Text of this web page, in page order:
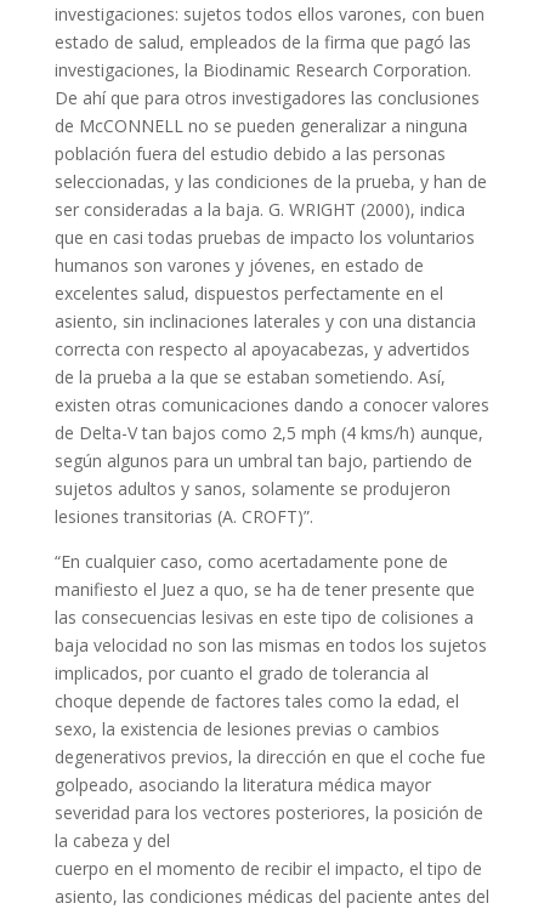
investigaciones: sujetos todos ellos varones, con buen
estado de salud, empleados de la firma que pagó las
investigaciones, la Biodinamic Research Corporation.
De ahí que para otros investigadores las conclusiones
de McCONNELL no se pueden generalizar a ninguna
población fuera del estudio debido a las personas
seleccionadas, y las condiciones de la prueba, y han de
ser consideradas a la baja. G. WRIGHT (2000), indica
que en casi todas pruebas de impacto los voluntarios
humanos son varones y jóvenes, en estado de
excelentes salud, dispuestos perfectamente en el
asiento, sin inclinaciones laterales y con una distancia
correcta con respecto al apoyacabezas, y advertidos
de la prueba a la que se estaban sometiendo. Así,
existen otras comunicaciones dando a conocer valores
de Delta-V tan bajos como 2,5 mph (4 kms/h) aunque,
según algunos para un umbral tan bajo, partiendo de
sujetos adultos y sanos, solamente se produjeron
lesiones transitorias (A. CROFT)”.
“En cualquier caso, como acertadamente pone de
manifiesto el Juez a quo, se ha de tener presente que
las consecuencias lesivas en este tipo de colisiones a
baja velocidad no son las mismas en todos los sujetos
implicados, por cuanto el grado de tolerancia al
choque depende de factores tales como la edad, el
sexo, la existencia de lesiones previas o cambios
degenerativos previos, la dirección en que el coche fue
golpeado, asociando la literatura médica mayor
severidad para los vectores posteriores, la posición de
la cabeza y del
cuerpo en el momento de recibir el impacto, el tipo de
asiento, las condiciones médicas del paciente antes del